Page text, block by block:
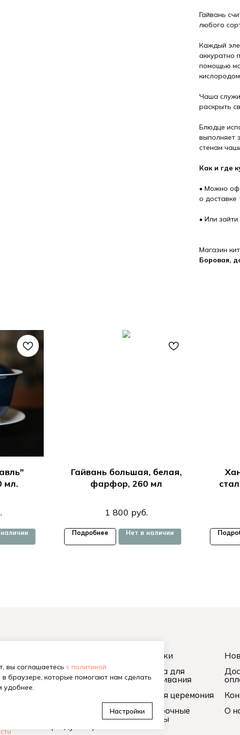
Гайвань
любого
Каждый
аккуратно
помощью
Чаша
раскрыть
Блюдце
выполняет
стенам
Как и где
• Можно
о доставке
• Или
Магазин
Боровая,
мл.
Гайвань большая, белая,
фарфор, 260 мл
1 800 руб.
Подробнее Нет в наличии
Китайский чай
Шу и Шен Пуэр
Илья Бадуров
Чайники
Посуда для
заваривания
Чайная церемония
Подарочные
наборы
О
вы соглашаетесь с политикой
браузере, которые помогают нам сделать
удобнее.
Настройки